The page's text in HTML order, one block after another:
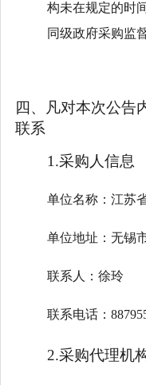
构未在规定的时
同级政府采购监
四、凡对本次公告
联系
1.采购人信息
单位名称：江苏
单位地址：无锡
联系人：徐玲
联系电话：
2.采购代理机